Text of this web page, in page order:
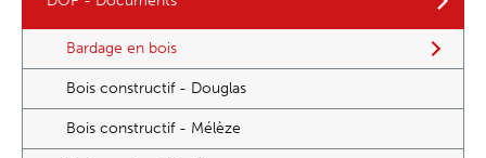
Bardage en bois
Bois constructif - Douglas
Bois constructif - Mélèze